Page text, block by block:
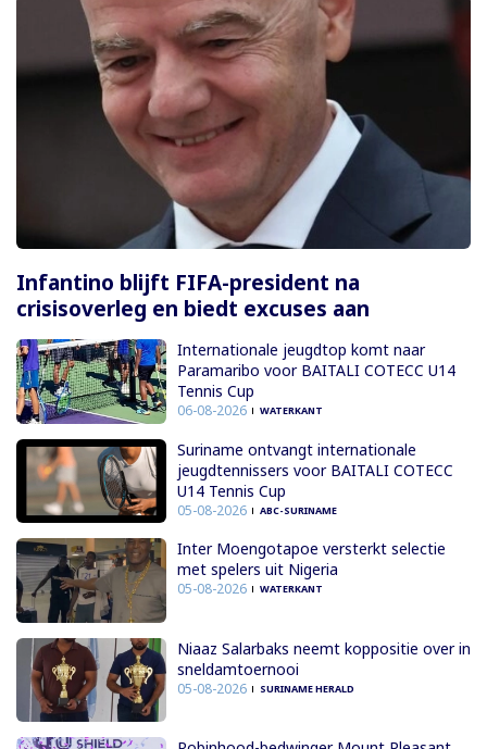
Infantino blijft FIFA-president na
crisisoverleg en biedt excuses aan
Internationale jeugdtop komt naar
Paramaribo voor BAITALI COTECC U14
Tennis Cup
06-08-2026 WATERKANT
Suriname ontvangt internationale
jeugdtennissers voor BAITALI COTECC
U14 Tennis Cup
05-08-2026 ABC-SURINAME
Inter Moengotapoe versterkt selectie
met spelers uit Nigeria
05-08-2026 WATERKANT
Niaaz Salarbaks neemt koppositie over in
sneldamtoernooi
05-08-2026 SURINAME HERALD